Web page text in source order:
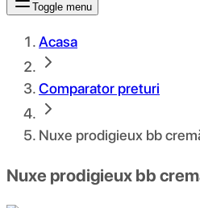
Toggle menu
Acasa
Comparator preturi
Nuxe prodigieux bb
Nuxe prodigieux bb